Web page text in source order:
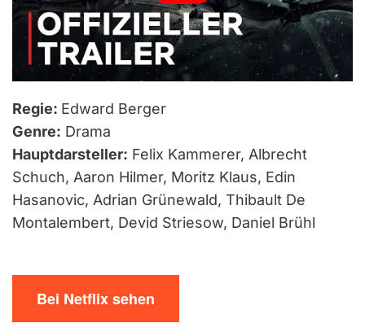
Regie: Edward Berger
Genre: Drama
Hauptdarsteller: Felix Kammerer, Albrecht
Schuch, Aaron Hilmer, Moritz Klaus, Edin
Hasanovic, Adrian Grünewald, Thibault De
Montalembert, Devid Striesow, Daniel Brühl
Bei Netflix sehen